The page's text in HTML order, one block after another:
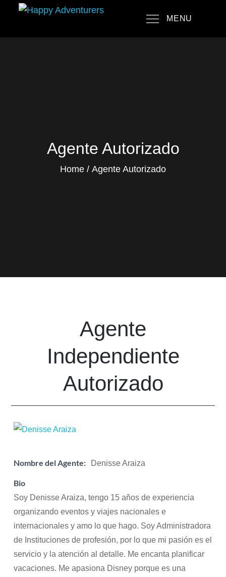
content
MENU
Agente Autorizado
Home Agente Autorizado
Agente
Independiente
Autorizado
Nombre del Agente: Denisse Araiza
Bio
Soy Denisse Araiza, tengo 15 años de experiencia
organizando eventos y viajes nacionales e
internacionales y amo lo que hago. Soy Administradora
de Instituciones de profesión, por lo que mi pasión es el
servicio y la atención al detalle. Me encanta planificar
vacaciones. Me apasiona Disney porque es una